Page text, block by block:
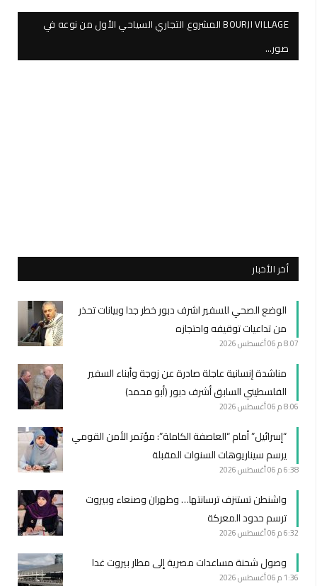
BOURJI VILLAGE المشروع التجاري السياحي الأول من نوعه في
صور…
أخر الأخبار
الوضع الصحي للسفير اشرف دبور خطر جدا وبيانات تحذر
من تداعيات توقيفه واحتجازه
8:07 م 06 أغسطس 2026
مناشدة إنسانية عاجلة صادرة عن زوجة وأبناء السفير
الفلسطيني السابق أشرف دبور (أبو محمد)
8:06 م 06 أغسطس 2026
“إسرائيل” أمام “العاصفة الكاملة”: مؤتمر الأمن القومي
يرسم سيناريوهات السنوات المقبلة
6:38 م 06 أغسطس 2026
واشنطن تستنزف ترسانتها… وطهران وصنعاء وبيروت
ترسم حدود المعركة
6:32 م 06 أغسطس 2026
وصول شحنة مساعدات مصرية إلى مطار بيروت غدا
1:36 م 06 أغسطس 2026